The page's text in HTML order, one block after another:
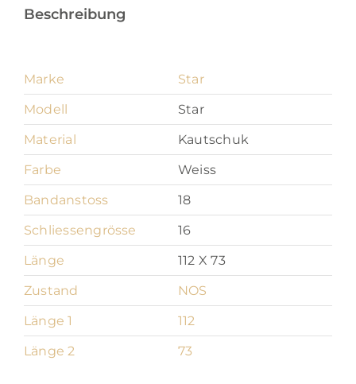
Menge
Beschreibung
Marke
Star
Modell
Star
Material
Kautschuk
Farbe
Weiss
Bandanstoss
18
Schliessengrösse
16
Länge
112 X 73
Zustand
NOS
Länge 1
112
Länge 2
73